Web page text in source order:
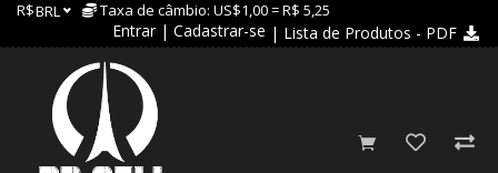
R$BRL Taxa de câmbio: US$1,00 = R$ 5,25
Entrar | Cadastrar-se | Lista de Produtos - PDF